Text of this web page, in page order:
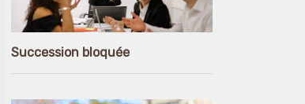
Succession bloquée